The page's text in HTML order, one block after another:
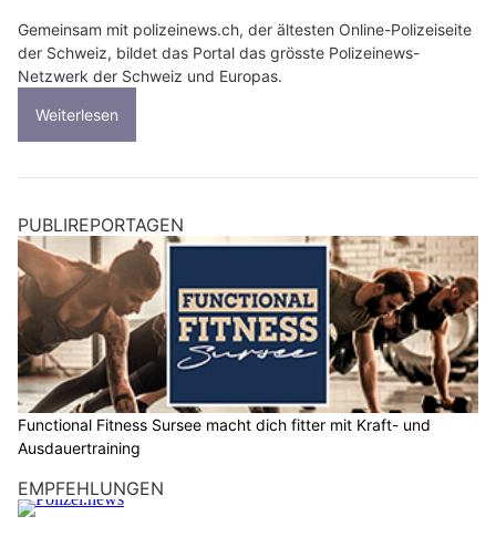
Gemeinsam mit polizeinews.ch, der ältesten Online-Polizeiseite
der Schweiz, bildet das Portal das grösste Polizeinews-
Netzwerk der Schweiz und Europas.
Weiterlesen
PUBLIREPORTAGEN
Functional Fitness Sursee macht dich fitter mit Kraft- und
Ausdauertraining
EMPFEHLUNGEN